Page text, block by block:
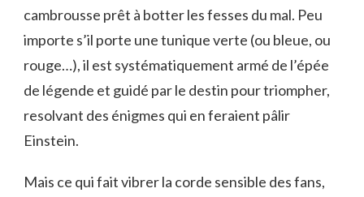
cambrousse prêt à botter les fesses du mal. Peu
importe s’il porte une tunique verte (ou bleue, ou
rouge…), il est systématiquement armé de l’épée
de légende et guidé par le destin pour triompher,
resolvant des énigmes qui en feraient pâlir
Einstein.
Mais ce qui fait vibrer la corde sensible des fans,